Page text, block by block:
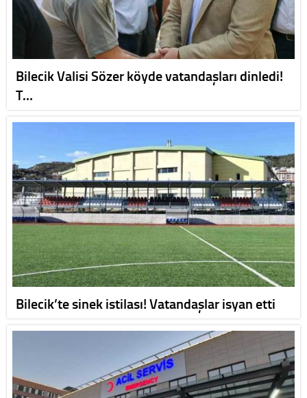
Bilecik Valisi Sözer köyde vatandaşları dinledi!
T…
Bilecik’te sinek istilası! Vatandaşlar isyan etti